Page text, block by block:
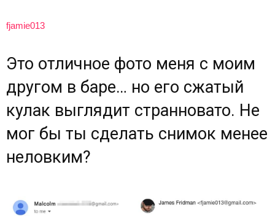
fjamie013
Это отличное фото меня с моим
другом в баре… но его сжатый
кулак выглядит странновато. Не
мог бы ты сделать снимок менее
неловким?